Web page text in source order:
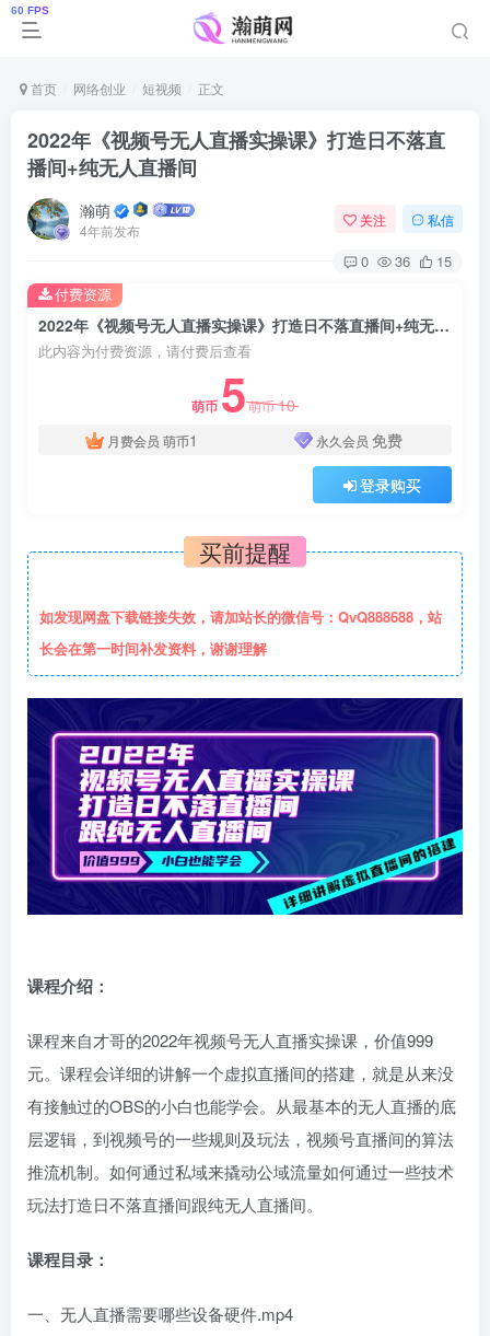
首页 网络创业 短视频 正文
2022年《视频号无人直播实操课》打造日不落直
播间+纯无人直播间
瀚萌
4年前发布
关注 私信
0 36 15
2022年《视频号无人直播实操课》打造日不落直播间+纯无人直播间
此内容为付费资源，请付费后查看
萌币 5萌币10
月费会员 萌币1 永久会员 免费
登录购买
付费资源
买前提醒
如发现网盘下载链接失效，请加站长的微信号：QvQ888688，站
长会在第一时间补发资料，谢谢理解
课程介绍：
课程来自才哥的2022年视频号无人直播实操课，价值999
元。课程会详细的讲解一个虚拟直播间的搭建，就是从来没
有接触过的OBS的小白也能学会。从最基本的无人直播的底
层逻辑，到视频号的一些规则及玩法，视频号直播间的算法
推流机制。如何通过私域来撬动公域流量如何通过一些技术
玩法打造日不落直播间跟纯无人直播间。
课程目录：
一、无人直播需要哪些设备硬件.mp4